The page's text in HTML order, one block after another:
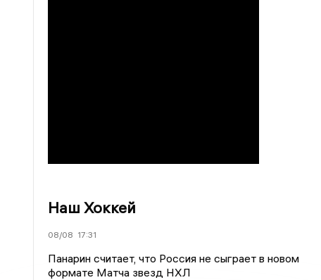
Наш Хоккей
08/08 17:31
Панарин считает, что Россия не сыграет в новом
формате Матча звезд НХЛ